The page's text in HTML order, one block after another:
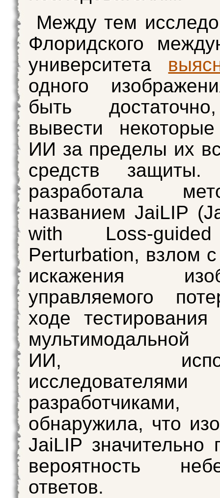
Между тем
Флоридского
университета
одного
быть
вывести
ИИ за пределы их
средств защиты.
разработала
названием JaiLIP
with Loss-
Perturbation, взлом
искажения
управляемого
ходе
ИИ,
разработчиками,
обнаружила, что
JaiLIP значительно
вероятность
ответов.